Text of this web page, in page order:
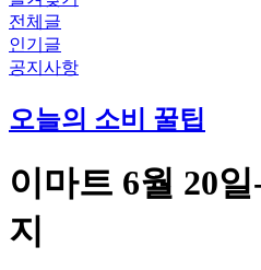
전체글
인기글
공지사항
오늘의 소비 꿀팁
이마트 6월 20
지